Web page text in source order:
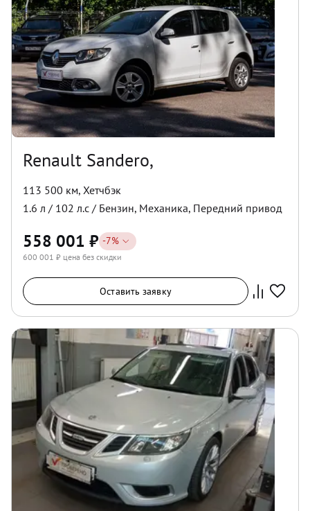
Renault Sandero,
113 500 км, Хетчбэк
1.6 л / 102 л.с / Бензин, Механика, Передний привод
558 001 ₽ -7%
600 001 ₽ цена без скидки
Оставить заявку